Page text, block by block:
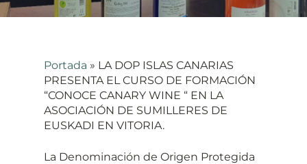
Portada » LA DOP ISLAS CANARIAS
PRESENTA EL CURSO DE FORMACIÓN
“CONOCE CANARY WINE “ EN LA
ASOCIACIÓN DE SUMILLERES DE
EUSKADI EN VITORIA.
La Denominación de Origen Protegida